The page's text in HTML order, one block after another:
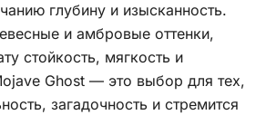
глубину и изысканность.
и амбровые оттенки,
стойкость, мягкость и
Ghost — это выбор для тех,
загадочность и стремится